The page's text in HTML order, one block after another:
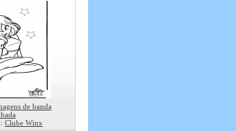
de banda
Clube Winx